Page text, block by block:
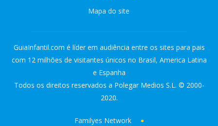
Mapa do site
GuiaInfantil.com é líder em audiência entre os sites para pais
com 12 milhões de visitantes únicos no Brasil, America Latina
e Espanha
Todos os direitos reservados a Polegar Medios S.L. © 2000-
2020.
Familyes Network